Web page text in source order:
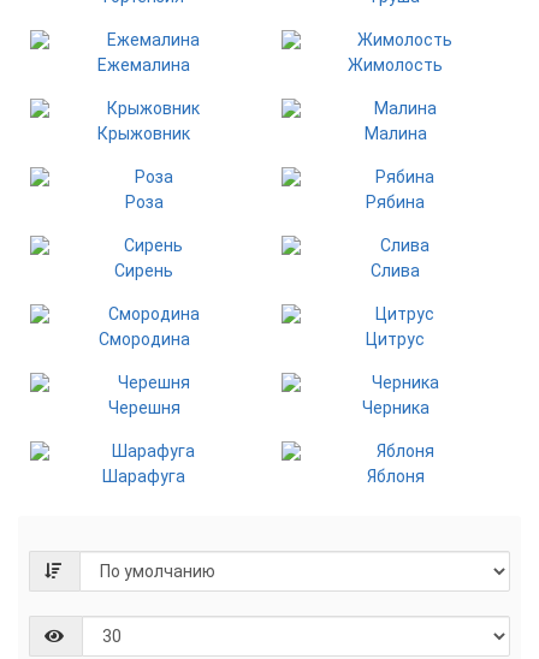
Ежемалина Жимолость
Крыжовник Малина
Роза Рябина
Сирень Слива
Смородина Цитрус
Черешня Черника
Шарафуга Яблоня